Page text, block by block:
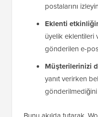
postalarını
Eklenti
üyelik eklentileri
gönderilen e-
Müşterilerinizi
yanıt verirken
gönderilmediğini